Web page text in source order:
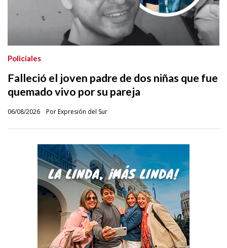
Falleció el joven padre de dos niñas que fue
quemado vivo por su pareja
Por Expresión del Sur
Policiales
06/08/2026